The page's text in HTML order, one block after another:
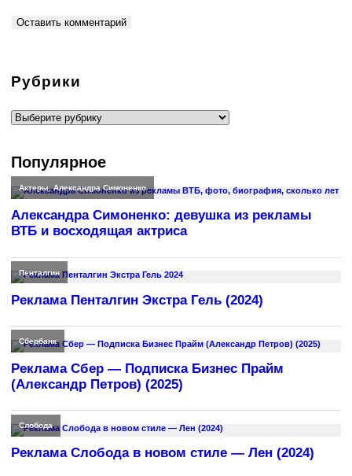
Рубрики
Рубрики
Популярное
Актеры,Александра Симоненко
Александра Симоненко: девушка из рекламы
ВТБ и восходящая актриса
Пенталгин
Реклама Пенталгин Экстра Гель (2024)
Сбербанк
Реклама Сбер — Подписка Бизнес Прайм
(Александр Петров) (2025)
Слобода
Реклама Слобода в новом стиле — Лен (2024)